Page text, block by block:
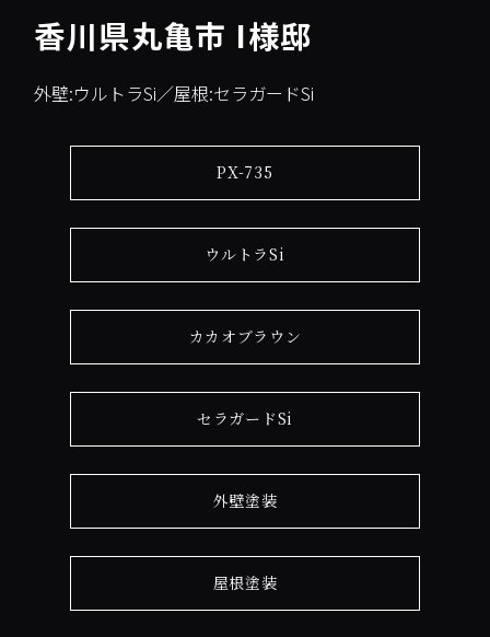
香川県丸亀市 I様邸
外壁:ウルトラSi／屋根:セラガードSi
PX-735
ウルトラSi
カカオブラウン
セラガードSi
外壁塗装
屋根塗装